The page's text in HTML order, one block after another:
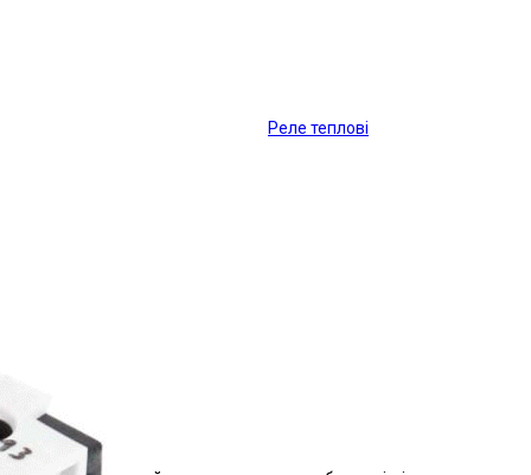
Реле теплові